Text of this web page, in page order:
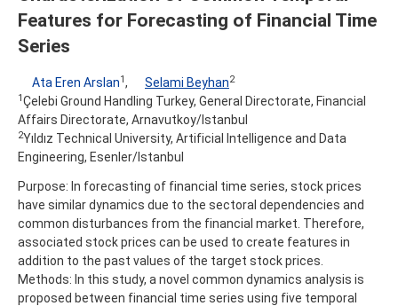
Features for Forecasting of Financial Time
Series
Ata Eren Arslan1, Selami Beyhan2
1Çelebi Ground Handling Turkey, General Directorate, Financial
Affairs Directorate, Arnavutkoy/Istanbul
2Yıldız Technical University, Artificial Intelligence and Data
Engineering, Esenler/Istanbul
Purpose: In forecasting of financial time series, stock prices
have similar dynamics due to the sectoral dependencies and
common disturbances from the financial market. Therefore,
associated stock prices can be used to create features in
addition to the past values of the target stock prices.
Methods: In this study, a novel common dynamics analysis is
proposed between financial time series using five temporal